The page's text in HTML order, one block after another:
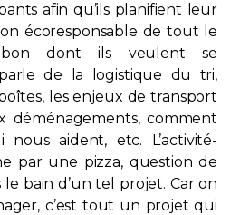
Contact
Adhésion
afin qu’ils planifient leur
écoresponsable de tout le
bon dont ils veulent se
de la logistique du tri,
les enjeux de transport
déménagements, comment
aident, etc. L’activité-
par une pizza, question de
bain d’un tel projet. Car on
c’est tout un projet qui